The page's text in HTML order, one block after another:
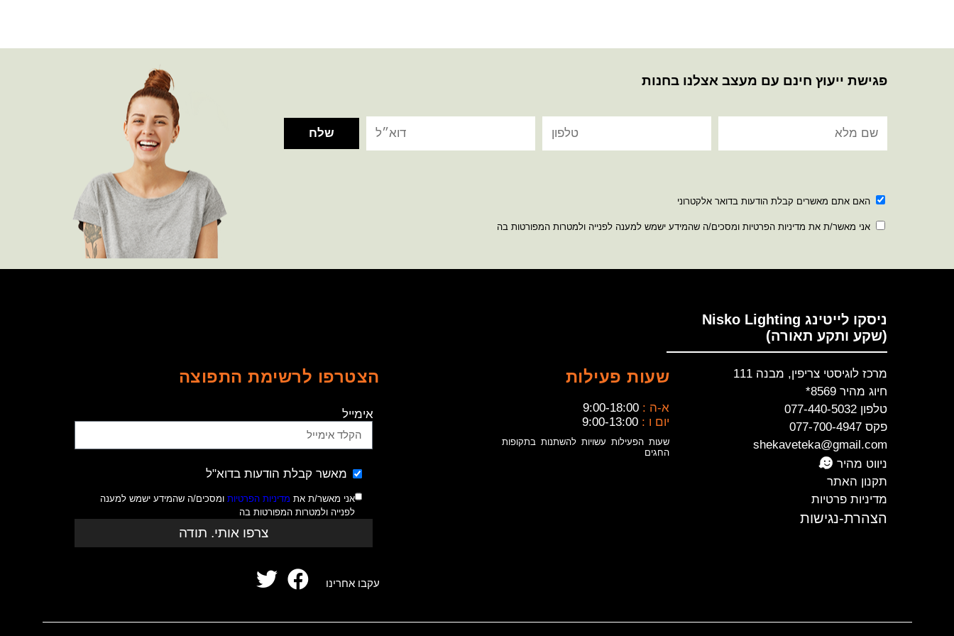
פגישת ייעוץ חינם עם מעצב אצלנו בחנות
האם אתם מאשרים קבלת הודעות בדואר אלקטרוני
אני מאשר/ת את מדיניות הפרטיות ומסכים/ה שהמידע ישמש למענה לפנייה ולמטרות המפורטות בה
ניסקו לייטינג Nisko Lighting
(שקע ותקע תאורה)
מרכז לוגיסטי צריפין, מבנה 111
חיוג מהיר 8569*
טלפון 077-440-5032
פקס 077-700-4947
shekaveteka@gmail.com
ניווט מהיר
תקנון האתר
מדיניות פרטיות
הצהרת-נגישות
שעות פעילות
א-ה : 9:00-18:00
יום ו : 9:00-13:00
שעות הפעילות עשויות להשתנות בתקופות
החגים
הצטרפו לרשימת התפוצה
אימייל
מאשר קבלת הודעות בדוא"ל
אני מאשר/ת את מדיניות הפרטיותומסכים/ה שהמידע ישמש למענה
לפנייה ולמטרות המפורטות בה
צרפו אותי. תודה
עקבו אחרינו